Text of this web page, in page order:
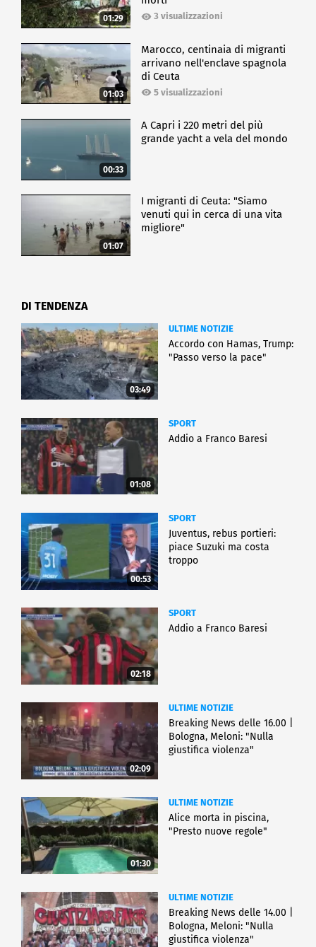
01:29 3 visualizzazioni
01:03
Marocco, centinaia di migranti
arrivano nell'enclave spagnola
di Ceuta
5 visualizzazioni
00:33
A Capri i 220 metri del più
grande yacht a vela del mondo
01:07
I migranti di Ceuta: "Siamo
venuti qui in cerca di una vita
migliore"
DI TENDENZA
03:49
ULTIME NOTIZIE
Accordo con Hamas, Trump:
"Passo verso la pace"
01:08
SPORT
Addio a Franco Baresi
00:53
SPORT
Juventus, rebus portieri:
piace Suzuki ma costa
troppo
02:18
SPORT
Addio a Franco Baresi
02:09
ULTIME NOTIZIE
Breaking News delle 16.00 |
Bologna, Meloni: "Nulla
giustifica violenza"
01:30
ULTIME NOTIZIE
Alice morta in piscina,
"Presto nuove regole"
ULTIME NOTIZIE
Breaking News delle 14.00 |
Bologna, Meloni: "Nulla
giustifica violenza"